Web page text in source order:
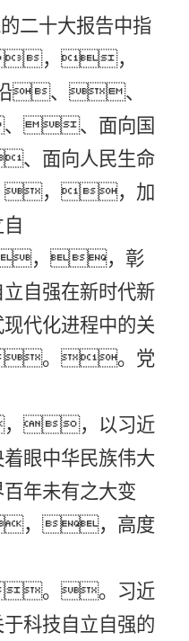
二十大报告中指
，，
沿、、
、面向国
面向人民生命
，，加
，，彰
自强在新时代新
代化进程中的关
。。党
，以习近
眼中华民族伟大
年未有之大变
，，高度
。。习近
科技自立自强的